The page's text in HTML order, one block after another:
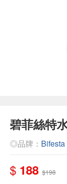
碧菲絲特
◎品牌： Bifesta
$ 188 $198